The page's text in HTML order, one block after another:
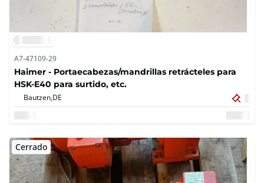
A7-47109-29
Haimer - Portaecabezas/mandrillas retrácteles para
HSK-E40 para surtido, etc.
Bautzen,DE
Cerrado